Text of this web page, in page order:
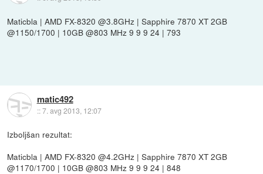
Maticbla | AMD FX-8320 @3.8GHz | Sapphire 7870 XT 2GB
@1150/1700 | 10GB @803 MHz 9 9 9 24 | 793
matic492
::7. avg 2013, 12:07
Izboljšan rezultat:
Maticbla | AMD FX-8320 @4.2GHz | Sapphire 7870 XT 2GB
@1170/1700 | 10GB @803 MHz 9 9 9 24 | 848